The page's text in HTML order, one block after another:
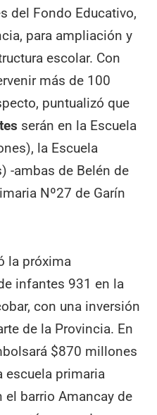
del Fondo Educativo,
para ampliación y
escolar. Con
más de 100
puntualizó que
serán en la Escuela
la Escuela
-ambas de Belén de
Nº27 de Garín
la próxima
infantes 931 en la
con una inversión
de la Provincia. En
$870 millones
escuela primaria
el barrio Amancay de